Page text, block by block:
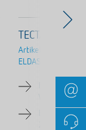
TECTA D180
Artikel-Nr.
ELDAS®-Nr
2,5 m